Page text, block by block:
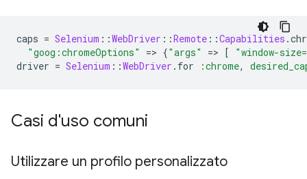
caps = Selenium ::WebDriver ::Remote ::Capabilities .
"goog:chromeOptions"
=> {"args" => [
"window-
driver = Selenium ::WebDriver . for :chrome,
Casi d'uso comuni
Utilizzare un profilo personalizzato